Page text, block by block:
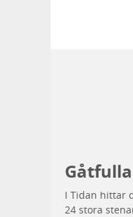
I Tidan hittar
24 stora